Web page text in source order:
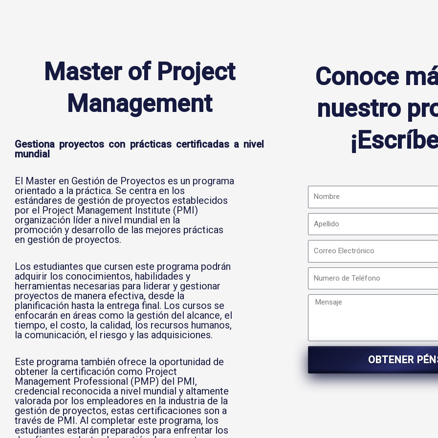
Master of Project
Management
Gestiona proyectos con prácticas certificadas a nivel
mundial
El Master en Gestión de Proyectos es un programa
orientado a la práctica. Se centra en los
estándares de gestión de proyectos establecidos
por el Project Management Institute (PMI)
organización líder a nivel mundial en la
promoción y desarrollo de las mejores prácticas
en gestión de proyectos.
Los estudiantes que cursen este programa podrán
adquirir los conocimientos, habilidades y
herramientas necesarias para liderar y gestionar
proyectos de manera efectiva, desde la
planificación hasta la entrega final. Los cursos se
enfocarán en áreas como la gestión del alcance, el
tiempo, el costo, la calidad, los recursos humanos,
la comunicación, el riesgo y las adquisiciones.
Este programa también ofrece la oportunidad de
obtener la certificación como Project
Management Professional (PMP) del PMI,
credencial reconocida a nivel mundial y altamente
valorada por los empleadores en la industria de la
gestión de proyectos, estas certificaciones son a
través de PMI. Al completar este programa, los
estudiantes estarán preparados para enfrentar los
Conoce
nuestro
OBTENER